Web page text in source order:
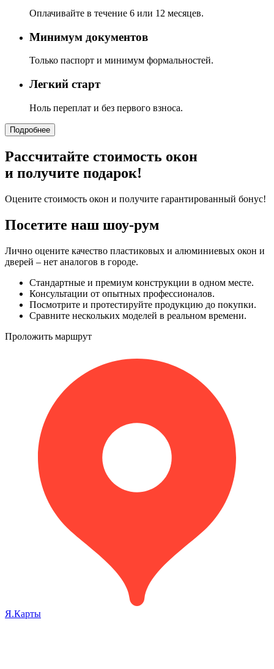
Оплачивайте в течение 6 или 12 месяцев.
Минимум документов
Только паспорт и минимум формальностей.
Легкий старт
Ноль переплат и без первого взноса.
Подробнее
Рассчитайте стоимость окон
и получите подарок!
Оцените стоимость окон и получите гарантированный бонус!
Посетите наш шоу-рум
Лично оцените качество пластиковых и алюминиевых окон и
дверей – нет аналогов в городе.
Стандартные и премиум конструкции в одном месте.
Консультации от опытных профессионалов.
Посмотрите и протестируйте продукцию до покупки.
Сравните нескольких моделей в реальном времени.
Проложить маршрут
Я.Карты